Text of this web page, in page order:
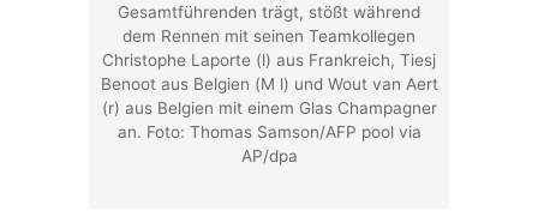
Gesamtführenden trägt, stößt während
dem Rennen mit seinen Teamkollegen
Christophe Laporte (l) aus Frankreich, Tiesj
Benoot aus Belgien (M l) und Wout van Aert
(r) aus Belgien mit einem Glas Champagner
an. Foto: Thomas Samson/AFP pool via
AP/dpa